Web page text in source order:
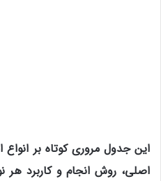
این جدول مروری کوتاه بر
اصلی، روش انجام و کاربرد هر